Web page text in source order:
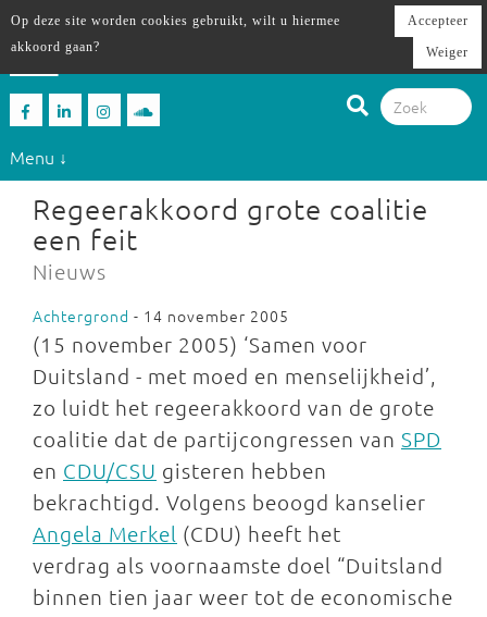
Menu ↓
Regeerakkoord grote coalitie
een feit
Nieuws
Achtergrond - 14 november 2005
(15 november 2005) ‘Samen voor
Duitsland - met moed en menselijkheid’,
zo luidt het regeerakkoord van de grote
coalitie dat de partijcongressen van SPD
en CDU/CSU gisteren hebben
bekrachtigd. Volgens beoogd kanselier
Angela Merkel (CDU) heeft het
verdrag als voornaamste doel “Duitsland
binnen tien jaar weer tot de economische
Op deze site worden cookies gebruikt, wilt u hiermee
akkoord gaan?
Accepteer
Weiger